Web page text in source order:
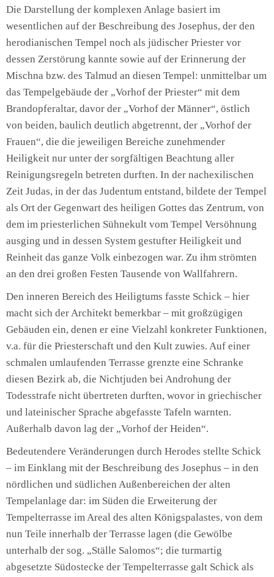
Die Darstellung der komplexen Anlage basiert im
wesentlichen auf der Beschreibung des Josephus, der den
herodianischen Tempel noch als jüdischer Priester vor
dessen Zerstörung kannte sowie auf der Erinnerung der
Mischna bzw. des Talmud an diesen Tempel: unmittelbar um
das Tempelgebäude der „Vorhof der Priester“ mit dem
Brandopferaltar, davor der „Vorhof der Männer“, östlich
von beiden, baulich deutlich abgetrennt, der „Vorhof der
Frauen“, die die jeweiligen Bereiche zunehmender
Heiligkeit nur unter der sorgfältigen Beachtung aller
Reinigungsregeln betreten durften. In der nachexilischen
Zeit Judas, in der das Judentum entstand, bildete der Tempel
als Ort der Gegenwart des heiligen Gottes das Zentrum, von
dem im priesterlichen Sühnekult vom Tempel Versöhnung
ausging und in dessen System gestufter Heiligkeit und
Reinheit das ganze Volk einbezogen war. Zu ihm strömten
an den drei großen Festen Tausende von Wallfahrern.
Den inneren Bereich des Heiligtums fasste Schick – hier
macht sich der Architekt bemerkbar – mit großzügigen
Gebäuden ein, denen er eine Vielzahl konkreter Funktionen,
v.a. für die Priesterschaft und den Kult zuwies. Auf einer
schmalen umlaufenden Terrasse grenzte eine Schranke
diesen Bezirk ab, die Nichtjuden bei Androhung der
Todesstrafe nicht übertreten durften, wovor in griechischer
und lateinischer Sprache abgefasste Tafeln warnten.
Außerhalb davon lag der „Vorhof der Heiden“.
Bedeutendere Veränderungen durch Herodes stellte Schick
– im Einklang mit der Beschreibung des Josephus – in den
nördlichen und südlichen Außenbereichen der alten
Tempelanlage dar: im Süden die Erweiterung der
Tempelterrasse im Areal des alten Königspalastes, von dem
nun Teile innerhalb der Terrasse lagen (die Gewölbe
unterhalb der sog. „Ställe Salomos“; die turmartig
abgesetzte Südostecke der Tempelterrasse galt Schick als